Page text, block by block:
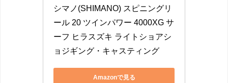
シマノ(SHIMANO) スピニングリ
ール 20 ツインパワー 4000XG サ
ーフ ヒラスズキ ライトショアシ
ョジギング・キャスティング
Amazonで見る